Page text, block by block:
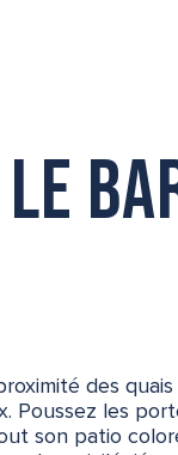
Le
des
Poussez les
son patio